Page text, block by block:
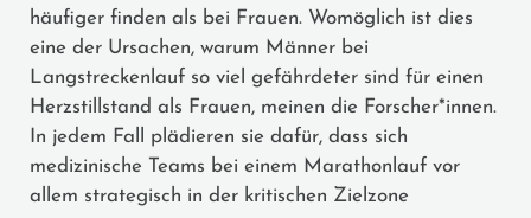
häufiger finden als bei Frauen. Womöglich ist dies
eine der Ursachen, warum Männer bei
Langstreckenlauf so viel gefährdeter sind für einen
Herzstillstand als Frauen, meinen die Forscher*innen.
In jedem Fall plädieren sie dafür, dass sich
medizinische Teams bei einem Marathonlauf vor
allem strategisch in der kritischen Zielzone